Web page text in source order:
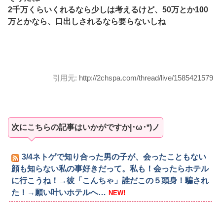
2千万くらいくれるなら少しは考えるけど、50万とか100
万とかなら、口出しされるなら要らないしね
引用元: http://2chspa.com/thread/live/1585421579
次にこちらの記事はいかがですか|･ω･*)ノ
3/4ネトゲで知り合った男の子が、会ったこともない
顔も知らない私の事好きだって。私も！会ったらホテル
に行こうね！→彼「こんちゃ」誰だこの５頭身！騙され
た！→願い叶いホテルへ… NEW!